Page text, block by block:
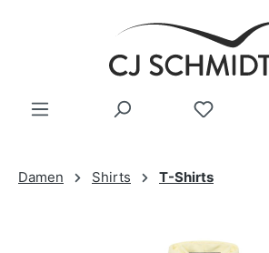
Zum Hauptinhalt springen
Damen Shirts T-Shirts